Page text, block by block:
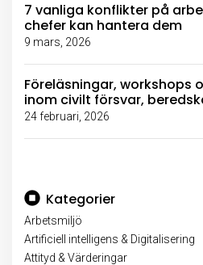
7 vanliga konflikter på
chefer kan hantera dem
9 mars, 2026
Föreläsningar, workshops
inom civilt försvar,
24 februari, 2026
Kategorier
Arbetsmiljö
Artificiell intelligens & Digitalisering
Attityd & Värderingar